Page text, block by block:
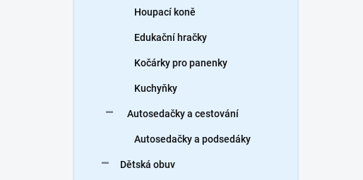
Houpací koně
Edukační hračky
Kočárky pro panenky
Kuchyňky
Autosedačky a cestování
Autosedačky a podsedáky
Dětská obuv